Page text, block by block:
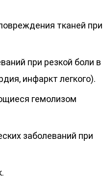
тканей при
при резкой боли в
инфаркт легкого).
гемолизом
заболеваний при